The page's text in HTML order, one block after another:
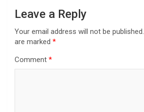
Leave a Reply
Your email address will not be published.
are marked *
Comment *